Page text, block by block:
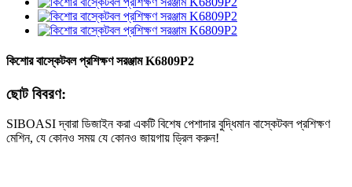
কিশোর বাস্কেটবল প্রশিক্ষণ সরঞ্জাম K6809P2
ছোট বিবরণ:
SIBOASI দ্বারা ডিজাইন করা একটি বিশেষ পেশাদার বুদ্ধিমান বাস্কেটবল প্রশিক্ষণ
মেশিন, যে কোনও সময় যে কোনও জায়গায় ড্রিল করুন!